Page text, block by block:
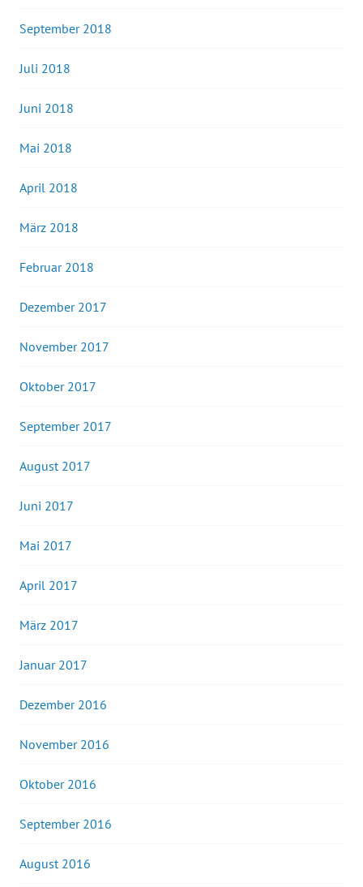
September 2018
Juli 2018
Juni 2018
Mai 2018
April 2018
März 2018
Februar 2018
Dezember 2017
November 2017
Oktober 2017
September 2017
August 2017
Juni 2017
Mai 2017
April 2017
März 2017
Januar 2017
Dezember 2016
November 2016
Oktober 2016
September 2016
August 2016